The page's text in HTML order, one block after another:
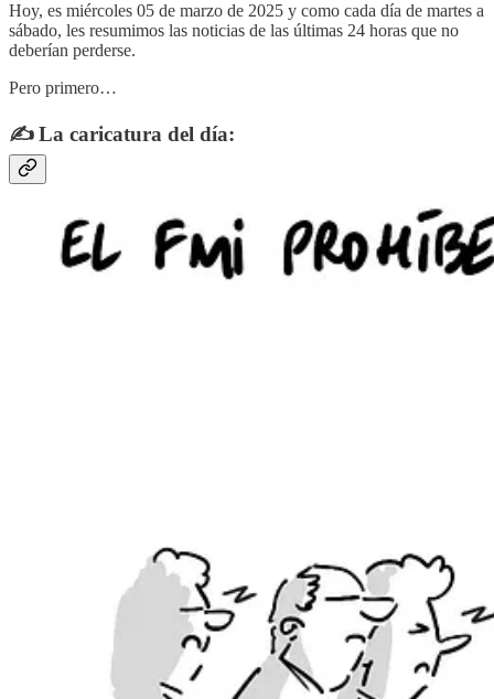
Hoy, es miércoles 05 de marzo de 2025 y como cada día de martes a
sábado, les resumimos las noticias de las últimas 24 horas que no
deberían perderse.
Pero primero…
✍️ La caricatura del día: